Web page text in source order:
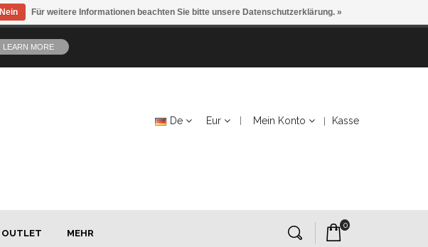
LEARN MORE
De Eur Mein Konto Kasse
OUTLET MEHR
0
Nein Für weitere Informationen beachten Sie bitte unsere Datenschutzerklärung. »